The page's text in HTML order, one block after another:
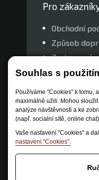
Souhlas s
Používáme "Cookies" k tomu,
maximálně užili. Mohou
analýze návštěvnosti a ke
(např. socialní sítě, online
Vaše nastavení "Cookies" a
nastavení "Cookies".
Pro
Obchodní
Způsob
Zastoupení
Reklamační